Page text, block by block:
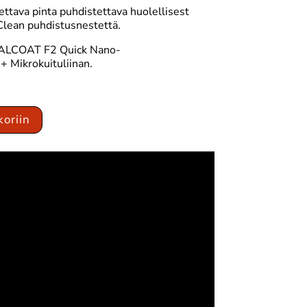
pinta puhdistettava huolellisest
puhdistusnestettä.
F2 Quick Nano-
Mikrokuituliinan.